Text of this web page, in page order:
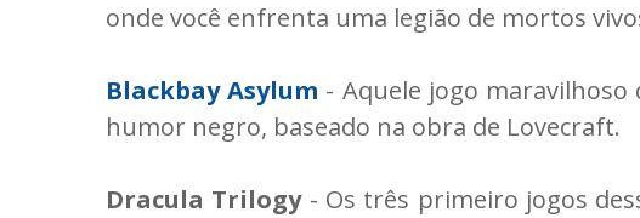
onde você enfrenta uma legião de mortos
Blackbay Asylum - Aquele jogo
humor negro, baseado na obra de Lovecraft.
Dracula Trilogy - Os três primeiro jogos